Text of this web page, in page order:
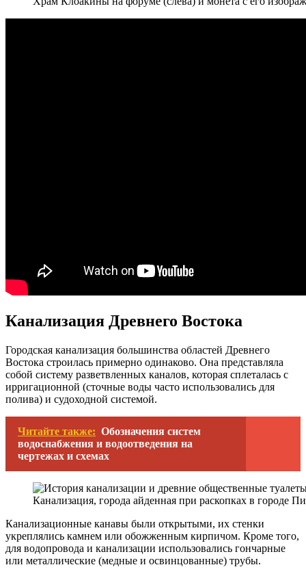
Канализация Древнего Востока
Городская канализация большинства областей Древнего
Востока строилась примерно одинаково. Она представляла
собой систему разветвленных каналов, которая сплеталась с
ирригационной (сточные воды часто использовались для
полива) и судоходной системой.
Читайте также: Обозначения систем
водоснабжения и водоотведения на
чертежах и схемах
Канализация, города айденная при раскопках в городе
Канализационные канавы были открытыми, их стенки
укреплялись камнем или обожженным кирпичом. Кроме того,
для водопровода и канализации использовались гончарные
или металлические (медные и освинцованные) трубы.